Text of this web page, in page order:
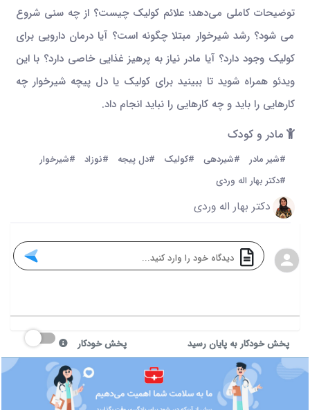
توضیحات کاملی می‌دهد؛ علائم کولیک چیست؟ از چه سنی شروع
می شود؟ رشد شیرخوار مبتلا چگونه است؟ آیا درمان دارویی برای
کولیک وجود دارد؟ آیا مادر نیاز به پرهیز غذایی خاصی دارد؟ با این
ویدئو همراه شوید تا ببینید برای کولیک یا دل پیچه شیرخوار چه
کارهایی را باید و چه کارهایی را نباید انجام داد.
مادر و کودک
#شیر مادر #شیردهی #کولیک #دل پیجه #نوزاد
#شیرخوار
#دکتر بهار اله وردی
دکتر بهار اله وردی
پخش خودکار به پایان رسید پخش خودکار